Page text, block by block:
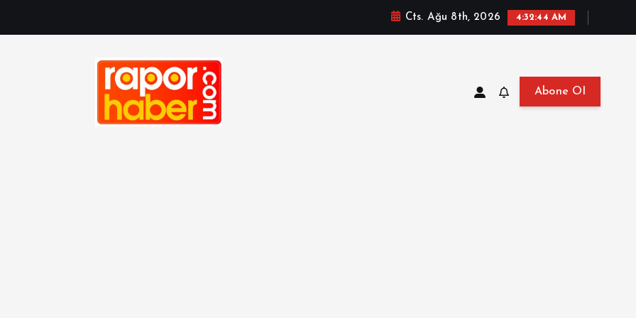
Cts. Ağu 8th, 2026 4:32:45 AM
Abone Ol